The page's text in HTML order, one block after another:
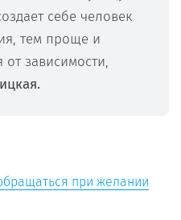
себе человек
тем проще и
от зависимости,
при желании